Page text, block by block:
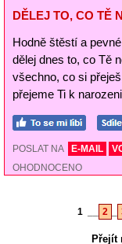
DĚLEJ TO, CO TĚ
Hodně štěstí a
dělej dnes to, co Tě
všechno, co si
přejeme Ti k
POSLAT NA E-MAIL
OHODNOCENO
1
2
Přejít